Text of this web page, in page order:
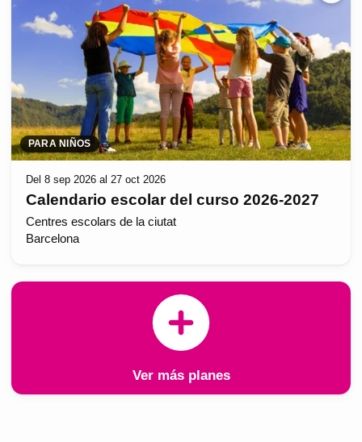
PARA NIÑOS
Del 8 sep 2026 al 27 oct 2026
Calendario escolar del curso 2026-2027
Centres escolars de la ciutat
Barcelona
Ver más planes